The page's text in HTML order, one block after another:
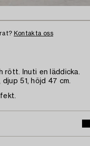
Kontakta oss
rött. Inuti en läddicka.
djup 51, höjd 47 cm.